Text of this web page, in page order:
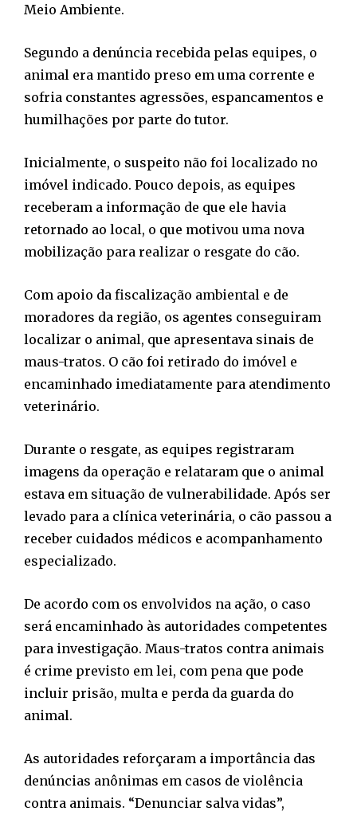
Meio Ambiente.
Segundo a denúncia recebida pelas equipes, o
animal era mantido preso em uma corrente e
sofria constantes agressões, espancamentos e
humilhações por parte do tutor.
Inicialmente, o suspeito não foi localizado no
imóvel indicado. Pouco depois, as equipes
receberam a informação de que ele havia
retornado ao local, o que motivou uma nova
mobilização para realizar o resgate do cão.
Com apoio da fiscalização ambiental e de
moradores da região, os agentes conseguiram
localizar o animal, que apresentava sinais de
maus-tratos. O cão foi retirado do imóvel e
encaminhado imediatamente para atendimento
veterinário.
Durante o resgate, as equipes registraram
imagens da operação e relataram que o animal
estava em situação de vulnerabilidade. Após ser
levado para a clínica veterinária, o cão passou a
receber cuidados médicos e acompanhamento
especializado.
De acordo com os envolvidos na ação, o caso
será encaminhado às autoridades competentes
para investigação. Maus-tratos contra animais
é crime previsto em lei, com pena que pode
incluir prisão, multa e perda da guarda do
animal.
As autoridades reforçaram a importância das
denúncias anônimas em casos de violência
contra animais. “Denunciar salva vidas”,